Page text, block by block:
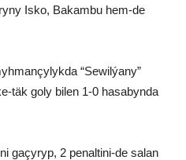
Isko, Bakambu hem-de
“Sewilýany”
täk goly bilen 1-0 hasabynda
gaçyryp, 2 penaltini-de salan